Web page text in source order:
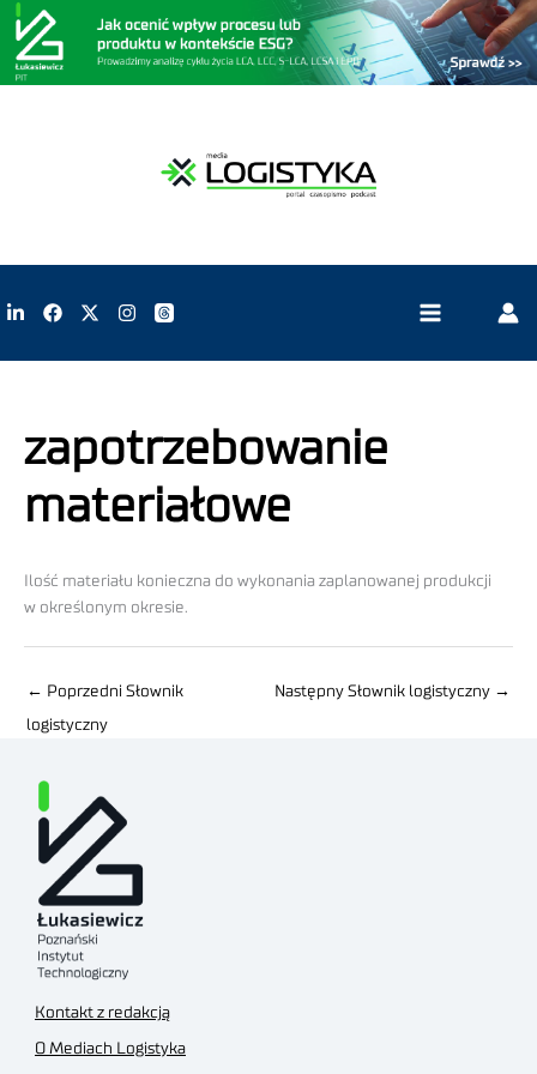
zapotrzebowanie
materiałowe
Ilość materiału konieczna do wykonania zaplanowanej produkcji
w określonym okresie.
← Poprzedni Słownik
logistyczny
Następny Słownik logistyczny →
Kontakt z redakcją
O Mediach Logistyka